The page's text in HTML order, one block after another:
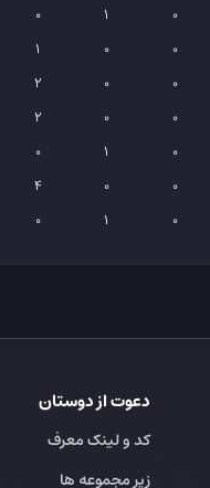
0
1
0
0
0
1
0
0
2
0
0
2
0
1
0
0
0
4
0
1
0
دعوت از دوستان
کد و لینک معرف
زیر مجموعه ها